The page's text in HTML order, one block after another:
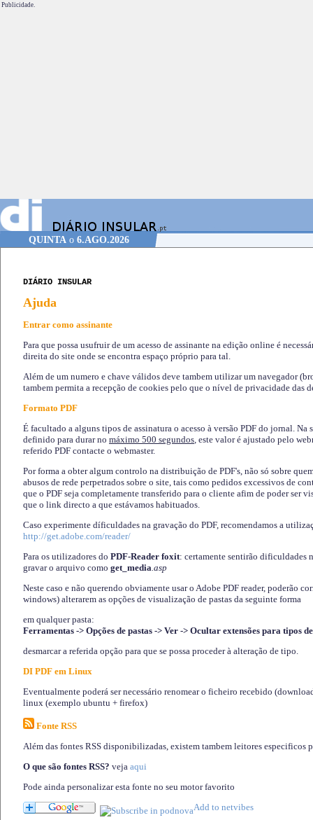
Publicidade.
QUINTAo 6.AGO.2026
DIÁRIO INSULAR
Ajuda
Entrar como assinante
Para que possa usufruir de um acesso de assinante na edição online é
direita do site onde se encontra espaço próprio para tal.
Além de um numero e chave válidos deve tambem utilizar um navegador
tambem permita a recepção de cookies pelo que o nível de privacidade das
Formato PDF
É facultado a alguns tipos de assinatura o acesso à versão PDF do jornal. Na
definido para durar no máximo 500 segundos, este valor é ajustado pelo
referido PDF contacte o webmaster.
Por forma a obter algum controlo na distribuição de PDF's, não só sobre
abusos de rede perpetrados sobre o site, tais como pedidos excessivos de
que o PDF seja completamente transferido para o cliente afim de poder ser
que o link directo a que estávamos habituados.
Caso experimente díficuldades na gravação do PDF, recomendamos a
http://get.adobe.com/reader/
Para os utilizadores do PDF-Reader foxit: certamente sentirão dificuldades
gravar o arquivo como get_media.asp
Neste caso e não querendo obviamente usar o Adobe PDF reader, poderão
windows) alterarem as opções de visualização de pastas da seguinte forma
em qualquer pasta:
Ferramentas -> Opções de pastas -> Ver -> Ocultar extensões para tipos
desmarcar a referida opção para que se possa proceder à alteração de tipo.
DI PDF em Linux
Eventualmente poderá ser necessário renomear o ficheiro recebido
linux (exemplo ubuntu + firefox)
Fonte RSS
Além das fontes RSS disponibilizadas, existem tambem leitores especificos
O que são fontes RSS? veja aqui
Pode ainda personalizar esta fonte no seu motor favorito